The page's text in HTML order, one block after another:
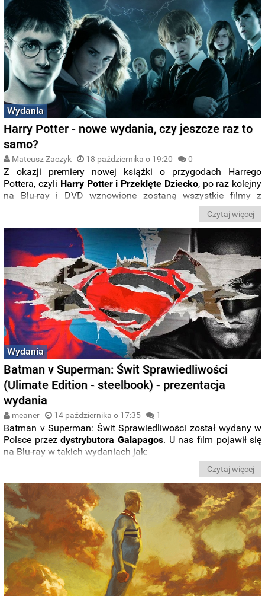
Wydania
Harry Potter - nowe wydania, czy jeszcze raz to
samo?
Mateusz Zaczyk 18 października o 19:20 0
Z okazji premiery nowej książki o przygodach Harrego
Pottera, czyli Harry Potter i Przeklęte Dziecko, po raz kolejny
na Blu-ray i DVD wznowione zostaną wszystkie filmy z
przygodami młodego czarodzieja. W poniższym wpisie
czy warto zaprzątać
sobie głowę wznowieniami, czy lepiej wybrać jedne ze
starszych wydań.
Czytaj więcej
Wydania
Batman v Superman: Świt Sprawiedliwości
(Ulimate Edition - steelbook) - prezentacja
wydania
meaner 14 października o 17:35 1
Batman v Superman: Świt Sprawiedliwości został wydany w
Polsce przezdystrybutora Galapagos. U nas film pojawił się
na Blu-ray w takich wydaniach jak:
Czytaj więcej